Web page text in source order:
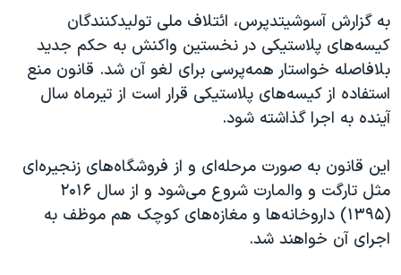
اسرائیل در جنگ
نرگس محمدی برنده جایزه نوبل صلح
همایش محافظه‌کاران آمریکا «سی‌پک»
صفحه‌های ویژه
به گزارش آسوشیتدپرس، ائتلاف ملی تولیدکنندگان
کیسه‌های پلاستیکی در نخستین واکنش به حکم جدید
بلافاصله خواستار همه‌پرسی برای لغو آن شد. قانون منع
استفاده از کیسه‌های پلاستیکی قرار است از تیرماه سال
آینده به اجرا گذاشته شود.
این قانون به صورت مرحله‌ای و از فروشگاه‌های زنجیره‌ای
مثل تارگت و والمارت شروع می‌شود و از سال ۲۰۱۶
(۱۳۹۵) داروخانه‌ها و مغازه‌های کوچک هم موظف به
اجرای آن خواهند شد.